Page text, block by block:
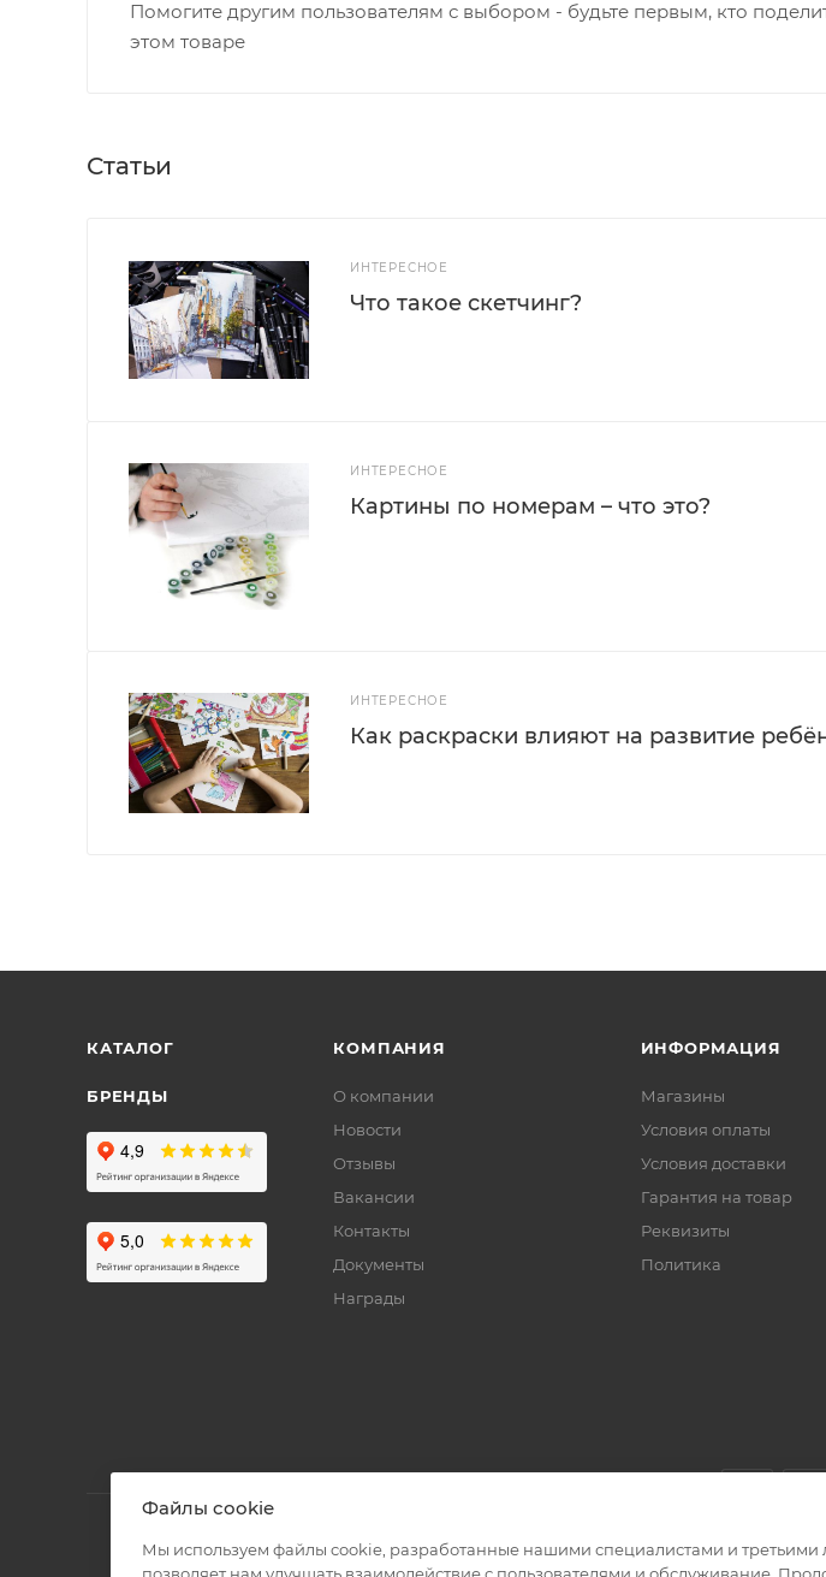
Помогите другим пользователям с выбором - будьте первым, кто
этом товаре
Статьи
ИНТЕРЕСНОЕ
Что такое скетчинг?
ИНТЕРЕСНОЕ
Картины по номерам – что это?
ИНТЕРЕСНОЕ
Как раскраски влияют на развитие
КАТАЛОГ
БРЕНДЫ
КОМПАНИЯ
О компании
Новости
Отзывы
Вакансии
Контакты
Документы
Награды
ИНФОРМАЦИЯ
Магазины
Условия оплаты
Условия доставки
Гарантия на товар
Реквизиты
Политика
Файлы cookie
Мы используем файлы cookie, разработанные нашими специалистами и третьими